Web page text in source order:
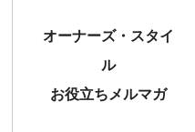
オーナーズ・スタイ
ル
お役立ちメルマガ